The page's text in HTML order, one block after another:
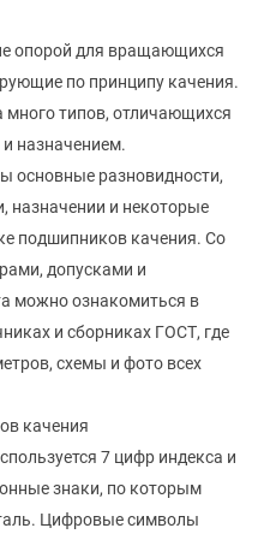
опорой для вращающихся
по принципу качения.
много типов, отличающихся
назначением.
основные разновидности,
назначении и некоторые
подшипников качения. Со
допусками и
можно ознакомиться в
и сборниках ГОСТ, где
схемы и фото всех
7 цифр индекса и
знаки, по которым
Цифровые символы